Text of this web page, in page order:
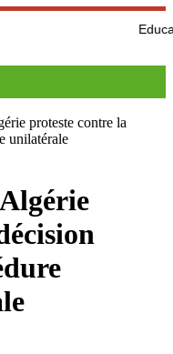
Education nationale :
proteste contre la
unilatérale